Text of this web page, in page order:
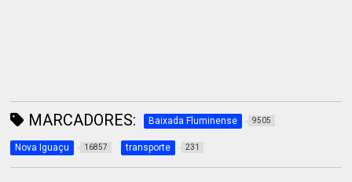
MARCADORES: Baixada Fluminense 9505
Nova Iguaçu 16857 transporte 231